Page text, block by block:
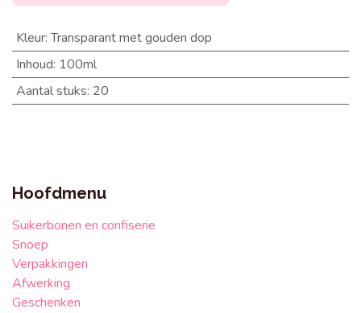
Kleur:Transparant met gouden dop
Inhoud: 100ml
Aantal stuks: 20
Hoofdmenu
Suikerbonen en confiserie
Snoep
Verpakkingen
Afwerking
Geschenken